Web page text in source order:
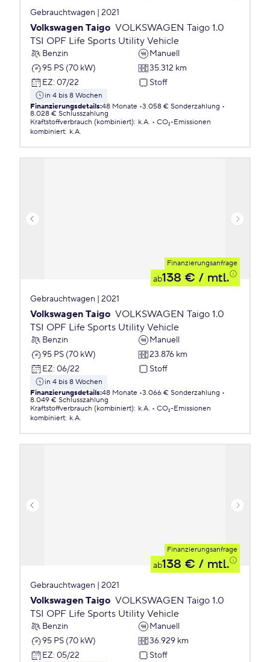
Gebrauchtwagen | 2021
Volkswagen Taigo VOLKSWAGEN Taigo 1.0
TSI OPF Life Sports Utility Vehicle
Benzin
Manuell
95 PS (70 kW)
35.312 km
EZ: 07/22 Stoff
in 4 bis 8 Wochen
Finanzierungsdetails:48 Monate 3.058 € Sonderzahlung
8.028 € Schlusszahlung
Kraftstoffverbrauch (kombiniert): k.A.
CO₂-Emissionen
kombiniert: k.A.
Finanzierungsanfrage
ab138 € / mtl.
Gebrauchtwagen | 2021
Volkswagen Taigo VOLKSWAGEN Taigo 1.0
TSI OPF Life Sports Utility Vehicle
Benzin
Manuell
95 PS (70 kW)
23.876 km
EZ: 06/22 Stoff
in 4 bis 8 Wochen
Finanzierungsdetails:48 Monate 3.066 € Sonderzahlung
8.049 € Schlusszahlung
Kraftstoffverbrauch (kombiniert): k.A.
CO₂-Emissionen
kombiniert: k.A.
Finanzierungsanfrage
ab138 € / mtl.
Gebrauchtwagen | 2021
Volkswagen Taigo VOLKSWAGEN Taigo 1.0
TSI OPF Life Sports Utility Vehicle
Benzin
Manuell
95 PS (70 kW)
36.929 km
EZ: 05/22 Stoff